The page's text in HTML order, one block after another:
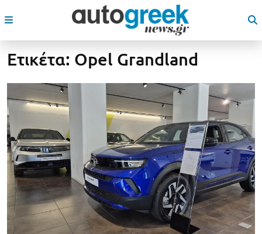
Ετικέτα: Opel Grandland